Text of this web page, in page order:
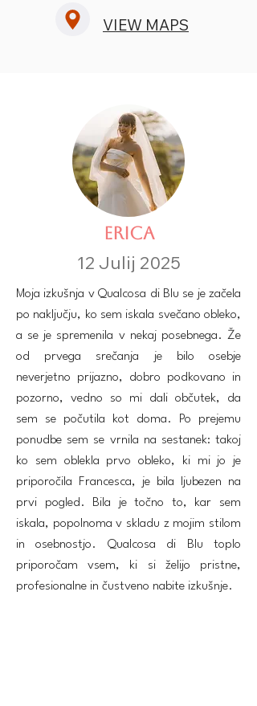
VIEW MAPS
ERICA
12 Julij 2025
Moja izkušnja v Qualcosa di Blu se je začela
po naključju, ko sem iskala svečano obleko,
a se je spremenila v nekaj posebnega. Že
od prvega srečanja je bilo osebje
neverjetno prijazno, dobro podkovano in
pozorno, vedno so mi dali občutek, da
sem se počutila kot doma. Po prejemu
ponudbe sem se vrnila na sestanek: takoj
ko sem oblekla prvo obleko, ki mi jo je
priporočila Francesca, je bila ljubezen na
prvi pogled. Bila je točno to, kar sem
iskala, popolnoma v skladu z mojim stilom
in osebnostjo. Qualcosa di Blu toplo
priporočam vsem, ki si želijo pristne,
profesionalne in čustveno nabite izkušnje.